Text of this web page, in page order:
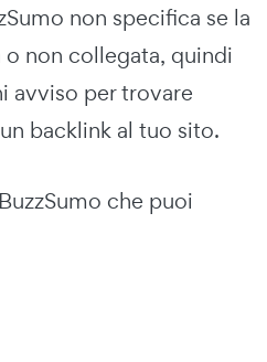
non specifica se la
non collegata, quindi
avviso per trovare
backlink al tuo sito.
che puoi